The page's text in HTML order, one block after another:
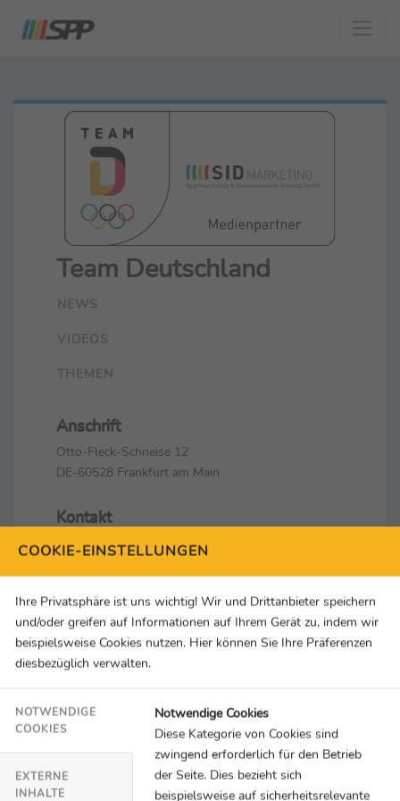
Team Deutschland
NEWS
VIDEOS
THEMEN
Anschrift
Otto-Fleck-Schneise 12
DE-60528 Frankfurt am Main
Kontakt
+49 69 6958010
Social Media & Links
An dieser Stelle würden Inhalte von
YouTube geladen.
COOKIE-EINSTELLUNGEN
Ihre Privatsphäre ist uns wichtig! Wir und Drittanbieter speichern
und/oder greifen auf Informationen auf Ihrem Gerät zu, indem wir
beispielsweise Cookies nutzen. Hier können Sie Ihre Präferenzen
diesbezüglich verwalten.
NOTWENDIGE
COOKIES
EXTERNE
INHALTE
Notwendige Cookies
Diese Kategorie von Cookies sind
zwingend erforderlich für den Betrieb
der Seite. Dies bezieht sich
beispielsweise auf sicherheitsrelevante